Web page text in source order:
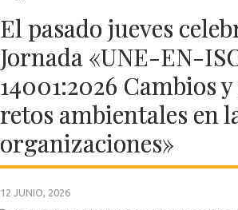
El pasado jueves
Jornada «UNE-EN-
14001:2026 Cambios
retos ambientales en
organizaciones​»
12 JUNIO, 2026